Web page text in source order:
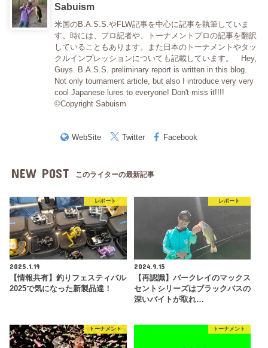
Sabuism
米国のB.A.S.S.やFLW記事を中心に記事を執筆していま
す。時には、プロ記者や、トーナメントプロの記事を翻訳
していることもあります。また日本のトーナメントやタッ
クルインプレッションについても記載しています。 Hey,
Guys. B.A.S.S. preliminary report is written in this blog.
Not only tournament article, but also I introduce very very
cool Japanese lures to everyone! Don't miss it!!!!
©Copyright Sabuism
WebSite Twitter Facebook
NEW POST このライターの最新記事
レポート
2025.1.19
【情報共有】釣りフェスティバル
2025で気になった新製品達！
レポート
2024.9.15
【再認識】バークレイのマックス
セントシリーズはブラックバスの
深いバイトが取れ…
トーナメント トーナメント